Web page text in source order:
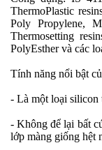
ThermoPlastic
Poly Propylene,
Thermosetting
PolyEsther và các
Tính năng nổi bật
- Là một loại silicon
- Không để lại bất
lớp màng giống hệt